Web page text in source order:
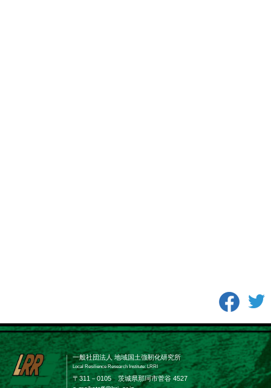
一般社団法人 地域国土強靭化研究所
Local Resilience Research Institute: LRRI
〒311－0105 茨城県那珂市菅谷 4527